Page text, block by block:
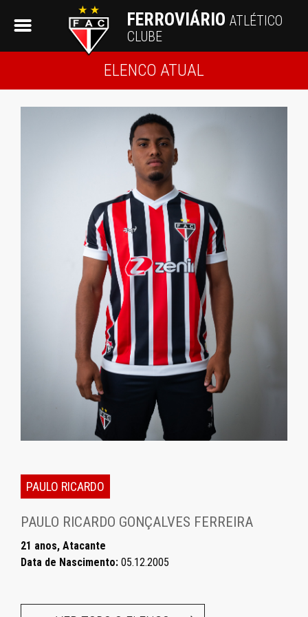
FERROVIÁRIOATLÉTICO
CLUBE
ELENCO ATUAL
PAULO RICARDO
PAULO RICARDO GONÇALVES FERREIRA
21 anos, Atacante
Data de Nascimento: 05.12.2005